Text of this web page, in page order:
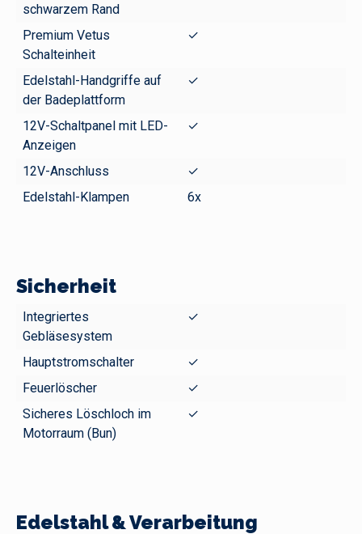
schwarzem Rand
Premium Vetus
Schalteinheit
✓
Edelstahl-Handgriffe auf
der Badeplattform
✓
12V-Schaltpanel mit LED-
Anzeigen
✓
12V-Anschluss
✓
Edelstahl-Klampen
6x
Sicherheit
Integriertes
Gebläsesystem
✓
Hauptstromschalter
✓
Feuerlöscher
✓
Sicheres Löschloch im
Motorraum (Bun)
✓
Edelstahl & Verarbeitung